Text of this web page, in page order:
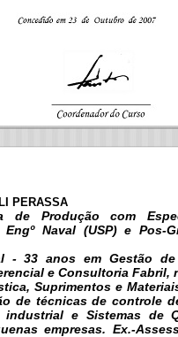
PERASSA
de Produção com
Engº Naval (USP) e Pos-
- 33 anos em Gestão
e Consultoria Fabril,
Suprimentos e
de técnicas de controle
industrial e Sistemas de
empresas. Ex.-